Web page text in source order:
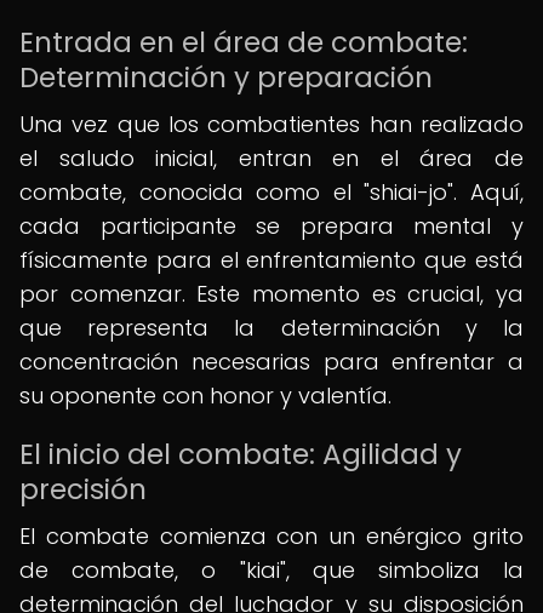
Entrada en el área de combate:
Determinación y preparación
Una vez que los combatientes han realizado
el saludo inicial, entran en el área de
combate, conocida como el "shiai-jo". Aquí,
cada participante se prepara mental y
físicamente para el enfrentamiento que está
por comenzar. Este momento es crucial, ya
que representa la determinación y la
concentración necesarias para enfrentar a
su oponente con honor y valentía.
El inicio del combate: Agilidad y
precisión
El combate comienza con un enérgico grito
de combate, o "kiai", que simboliza la
determinación del luchador y su disposición